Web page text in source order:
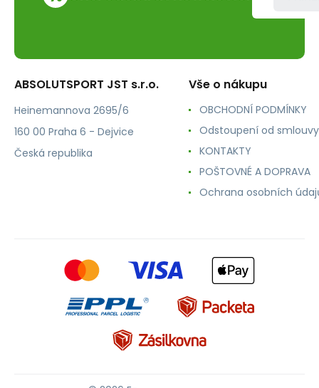
ABSOLUTSPORT JST s.r.o.
Heinemannova 2695/6
160 00 Praha 6 - Dejvice
Česká republika
Vše o nákupu
OBCHODNÍ PODMÍNKY
Odstoupení od smlouvy
KONTAKTY
POŠTOVNÉ A DOPRAVA
Ochrana osobních